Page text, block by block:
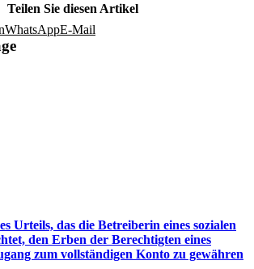
Teilen Sie diesen Artikel
WhatsAppE-Mail
Urteils, das die Betreiberin eines sozialen
den Erben der Berechtigten eines
zum vollständigen Konto zu gewähren